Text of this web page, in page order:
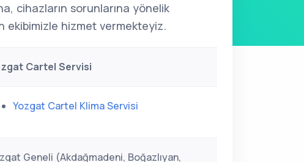
cihazların sorunlarına yönelik
ekibimizle hizmet vermekteyiz.
Cartel Servisi
Yozgat Cartel Klima Servisi
Geneli (Akdağmadeni, Boğazlıyan,